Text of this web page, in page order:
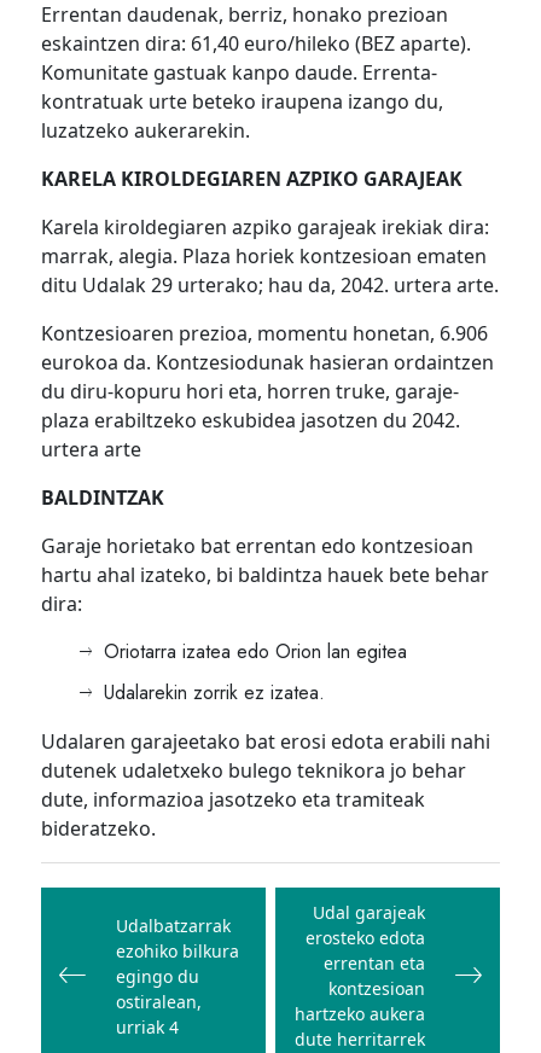
Errentan daudenak, berriz, honako prezioan
eskaintzen dira: 61,40 euro/hileko (BEZ aparte).
Komunitate gastuak kanpo daude. Errenta-
kontratuak urte beteko iraupena izango du,
luzatzeko aukerarekin.
KARELA KIROLDEGIAREN AZPIKO GARAJEAK
Karela kiroldegiaren azpiko garajeak irekiak dira:
marrak, alegia. Plaza horiek kontzesioan ematen
ditu Udalak 29 urterako; hau da, 2042. urtera arte.
Kontzesioaren prezioa, momentu honetan, 6.906
eurokoa da. Kontzesiodunak hasieran ordaintzen
du diru-kopuru hori eta, horren truke, garaje-
plaza erabiltzeko eskubidea jasotzen du 2042.
urtera arte
BALDINTZAK
Garaje horietako bat errentan edo kontzesioan
hartu ahal izateko, bi baldintza hauek bete behar
dira:
Oriotarra izatea edo Orion lan egitea
Udalarekin zorrik ez izatea.
Udalaren garajeetako bat erosi edota erabili nahi
dutenek udaletxeko bulego teknikora jo behar
dute, informazioa jasotzeko eta tramiteak
bideratzeko.
Bidalketetan
zehar
nabigatu
Udalbatzarrak
ezohiko bilkura
egingo du
ostiralean,
urriak 4
Udal garajeak
erosteko edota
errentan eta
kontzesioan
hartzeko aukera
dute herritarrek